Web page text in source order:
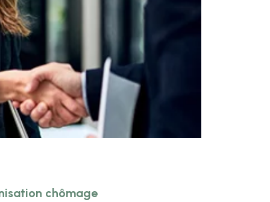
chômage